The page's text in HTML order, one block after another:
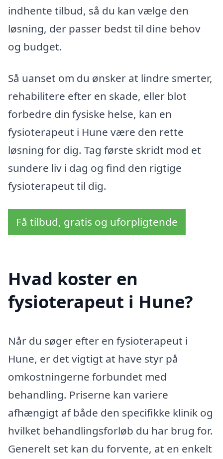
indhente tilbud, så du kan vælge den
løsning, der passer bedst til dine behov
og budget.
Så uanset om du ønsker at lindre smerter,
rehabilitere efter en skade, eller blot
forbedre din fysiske helse, kan en
fysioterapeut i Hune være den rette
løsning for dig. Tag første skridt mod et
sundere liv i dag og find den rigtige
fysioterapeut til dig.
Få tilbud, gratis og uforpligtende
Hvad koster en
fysioterapeut i Hune?
Når du søger efter en fysioterapeut i
Hune, er det vigtigt at have styr på
omkostningerne forbundet med
behandling. Priserne kan variere
afhængigt af både den specifikke klinik og
hvilket behandlingsforløb du har brug for.
Generelt set kan du forvente, at en enkelt